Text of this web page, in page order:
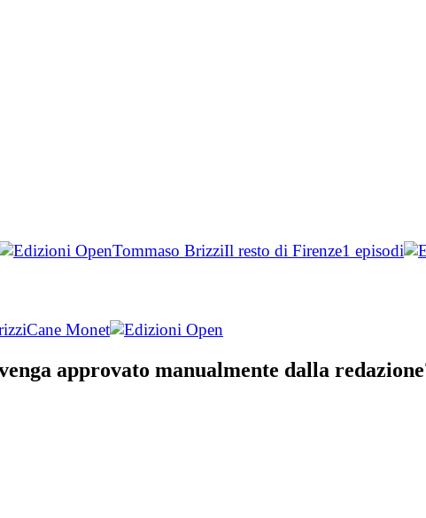
Tommaso BrizziIl resto di Firenze1 episodi
Cane Monet
approvato manualmente dalla